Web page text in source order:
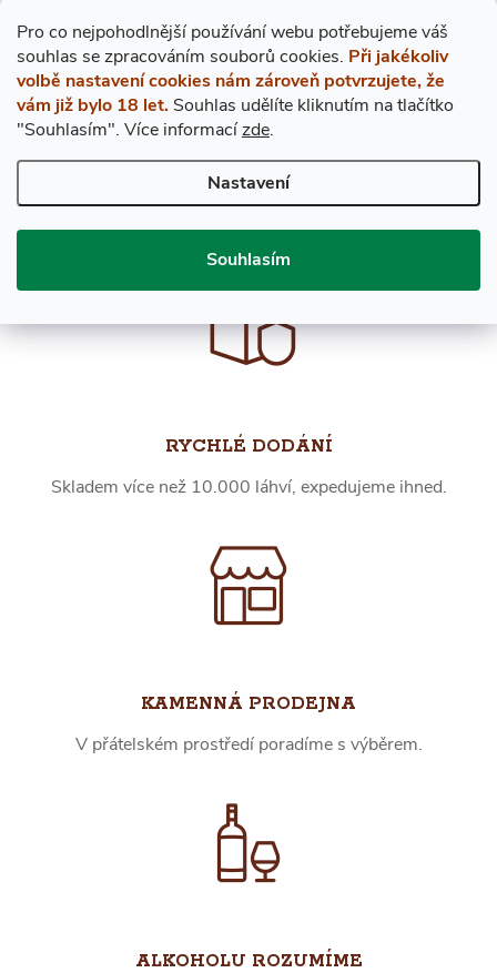
Pro co nejpohodlnější používání webu potřebujeme váš
souhlas se zpracováním souborů cookies. Při jakékoliv
volbě nastavení cookies nám zároveň potvrzujete, že
vám již bylo 18 let. Souhlas udělíte kliknutím na tlačítko
"Souhlasím". Více informacízde.
Nastavení
Souhlasím
EXPRES PO PRAZE
V případě objednání do 12. hodiny přivezeme ještě dnes!
RYCHLÉ DODÁNÍ
Skladem více než 10.000 láhví, expedujeme ihned.
KAMENNÁ PRODEJNA
V přátelském prostředí poradíme s výběrem.
ALKOHOLU ROZUMÍME